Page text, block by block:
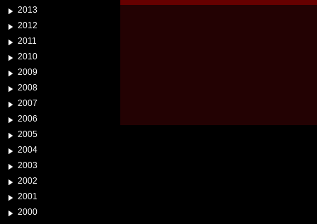
2013
2012
2011
2010
2009
2008
2007
2006
2005
2004
2003
2002
2001
2000